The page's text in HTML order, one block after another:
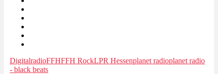
DigitalradioFFHFFH RockLPR Hessenplanet radioplanet radio
- black beats